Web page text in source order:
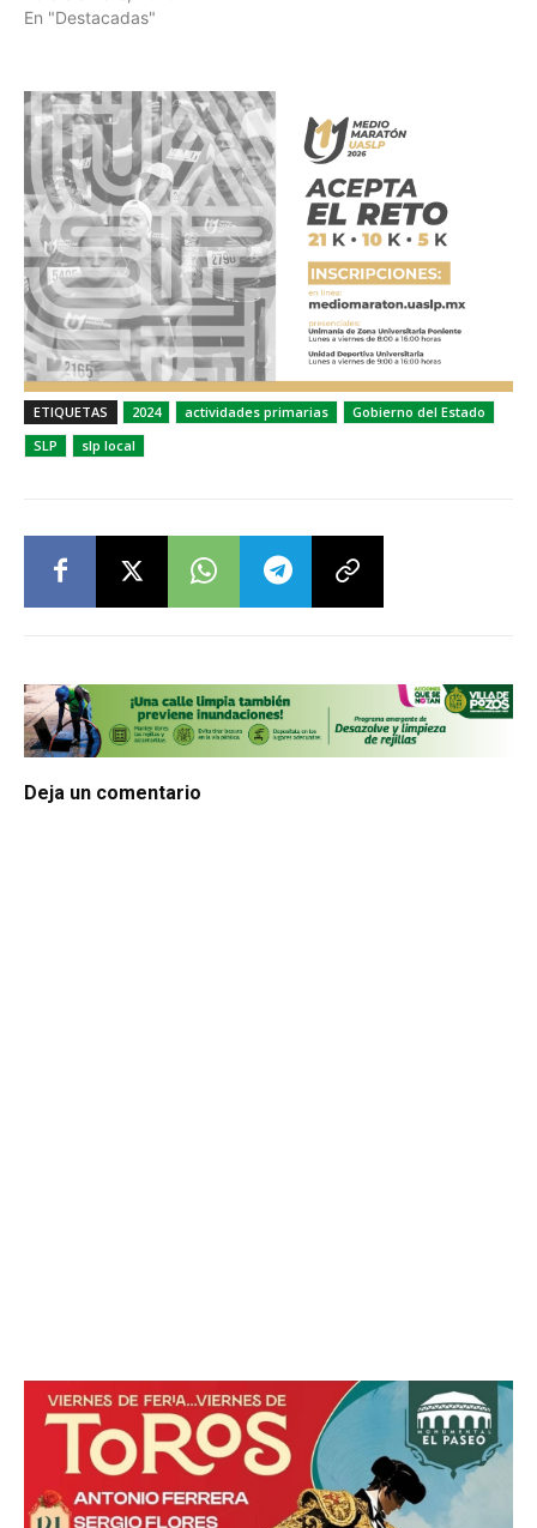
En "Destacadas"
ETIQUETAS 2024 actividades primarias
Gobierno del Estado
SLP
slp local
Deja un comentario